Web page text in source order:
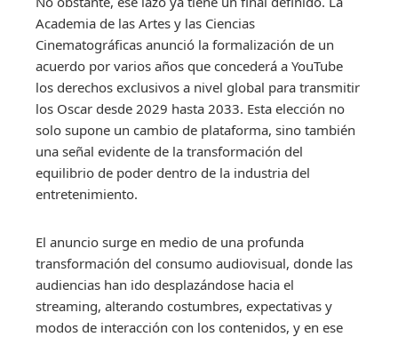
Academia de las Artes y las Ciencias
Cinematográficas anunció la formalización de un
acuerdo por varios años que concederá a YouTube
los derechos exclusivos a nivel global para transmitir
los Oscar desde 2029 hasta 2033. Esta elección no
solo supone un cambio de plataforma, sino también
una señal evidente de la transformación del
equilibrio de poder dentro de la industria del
entretenimiento.
El anuncio surge en medio de una profunda
transformación del consumo audiovisual, donde las
audiencias han ido desplazándose hacia el
streaming, alterando costumbres, expectativas y
modos de interacción con los contenidos, y en ese